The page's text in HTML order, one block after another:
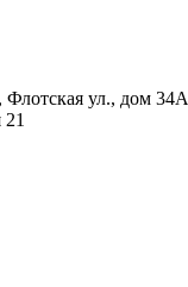
Флотская ул., дом 34А